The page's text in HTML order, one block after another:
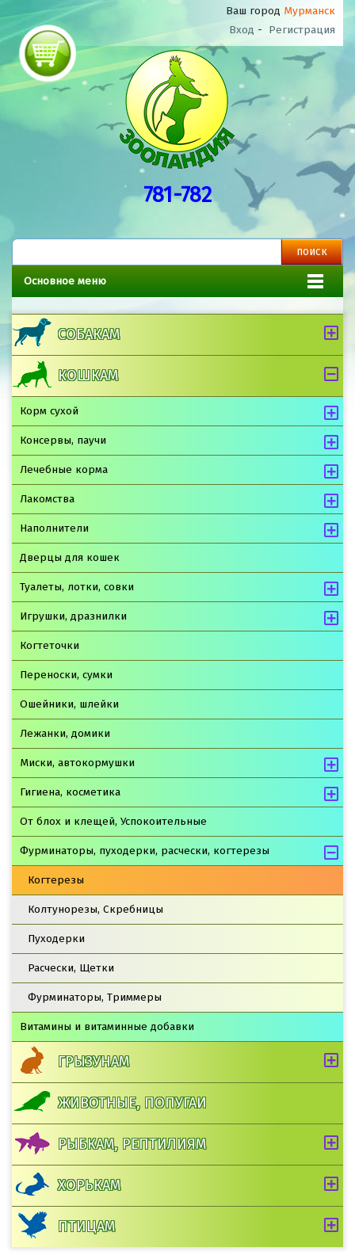
Ваш город Мурманск
Вход - Регистрация
781-782
Основное меню
СОБАКАМ
КОШКАМ
Корм сухой
Консервы, паучи
Лечебные корма
Лакомства
Наполнители
Дверцы для кошек
Туалеты, лотки, совки
Игрушки, дразнилки
Когтеточки
Переноски, сумки
Ошейники, шлейки
Лежанки, домики
Миски, автокормушки
Гигиена, косметика
От блох и клещей, Успокоительные
Фурминаторы, пуходерки, расчески, когтерезы
Когтерезы
Колтунорезы, Скребницы
Пуходерки
Расчески, Щетки
Фурминаторы, Триммеры
Витамины и витаминные добавки
ГРЫЗУНАМ
ЖИВОТНЫЕ, ПОПУГАИ
РЫБКАМ, РЕПТИЛИЯМ
ХОРЬКАМ
ПТИЦАМ